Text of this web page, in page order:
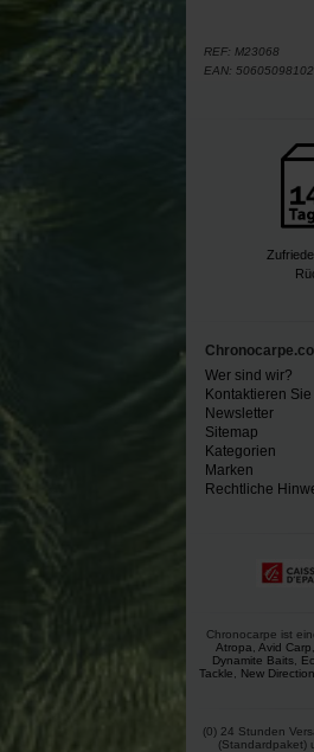
REF: M23068
EAN:
Wer sind wir?
Kontaktieren
Newsletter
Sitemap
Kategorien
Marken
Rechtliche
Chronocarpe ist
Atropa, Avid Carp,
Dynamite Baits,
Tackle, New Direction
(0) 24 Stunden
(Standardpaket)